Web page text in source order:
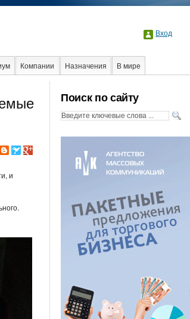
Вход
Компании Назначения
В мире
Факты
Поиск по сайту
и